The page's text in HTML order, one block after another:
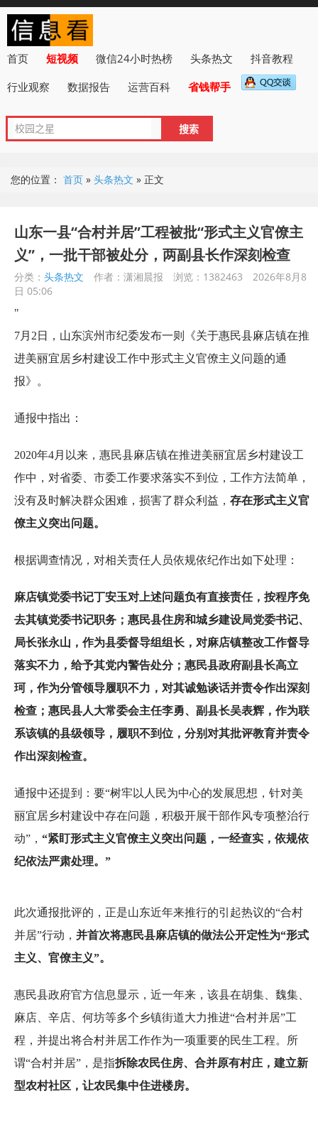
首页 短视频 微信24小时热榜 头条热文
抖音教程
行业观察
数据报告 运营百科 省钱帮手
您的位置： 首页 » 头条热文 » 正文
山东一县“合村并居”工程被批“形式主义官僚主
义”，一批干部被处分，两副县长作深刻检查
分类： 头条热文 作者：潇湘晨报 浏览：1382463
2026年8月8
日 05:06
"
7月2日，山东滨州市纪委发布一则《关于惠民县麻店镇在推
进美丽宜居乡村建设工作中形式主义官僚主义问题的通
报》。
通报中指出：
2020年4月以来，惠民县麻店镇在推进美丽宜居乡村建设工
作中，对省委、市委工作要求落实不到位，工作方法简单，
没有及时解决群众困难，损害了群众利益， 存在形式主义官
僚主义突出问题。
根据调查情况，对相关责任人员依规依纪作出如下处理：
麻店镇党委书记丁安玉对上述问题负有直接责任，按程序免
去其镇党委书记职务；惠民县住房和城乡建设局党委书记、
局长张永山，作为县委督导组组长，对麻店镇整改工作督导
落实不力，给予其党内警告处分；惠民县政府副县长高立
珂，作为分管领导履职不力，对其诚勉谈话并责令作出深刻
检查；惠民县人大常委会主任李勇、副县长吴表辉，作为联
系该镇的县级领导，履职不到位，分别对其批评教育并责令
作出深刻检查。
通报中还提到：要“树牢以人民为中心的发展思想，针对美
丽宜居乡村建设中存在问题，积极开展干部作风专项整治行
动”， “紧盯形式主义官僚主义突出问题，一经查实，依规依
纪依法严肃处理。”
此次通报批评的，正是山东近年来推行的引起热议的“合村
并居”行动， 并首次将惠民县麻店镇的做法公开定性为“形式
主义、官僚主义”。
惠民县政府官方信息显示，近一年来，该县在胡集、魏集、
麻店、辛店、何坊等多个乡镇街道大力推进“合村并居”工
程，并提出将合村并居工作作为一项重要的民生工程。所
谓“合村并居”，是指拆除农民住房、合并原有村庄，建立新
型农村社区，让农民集中住进楼房。